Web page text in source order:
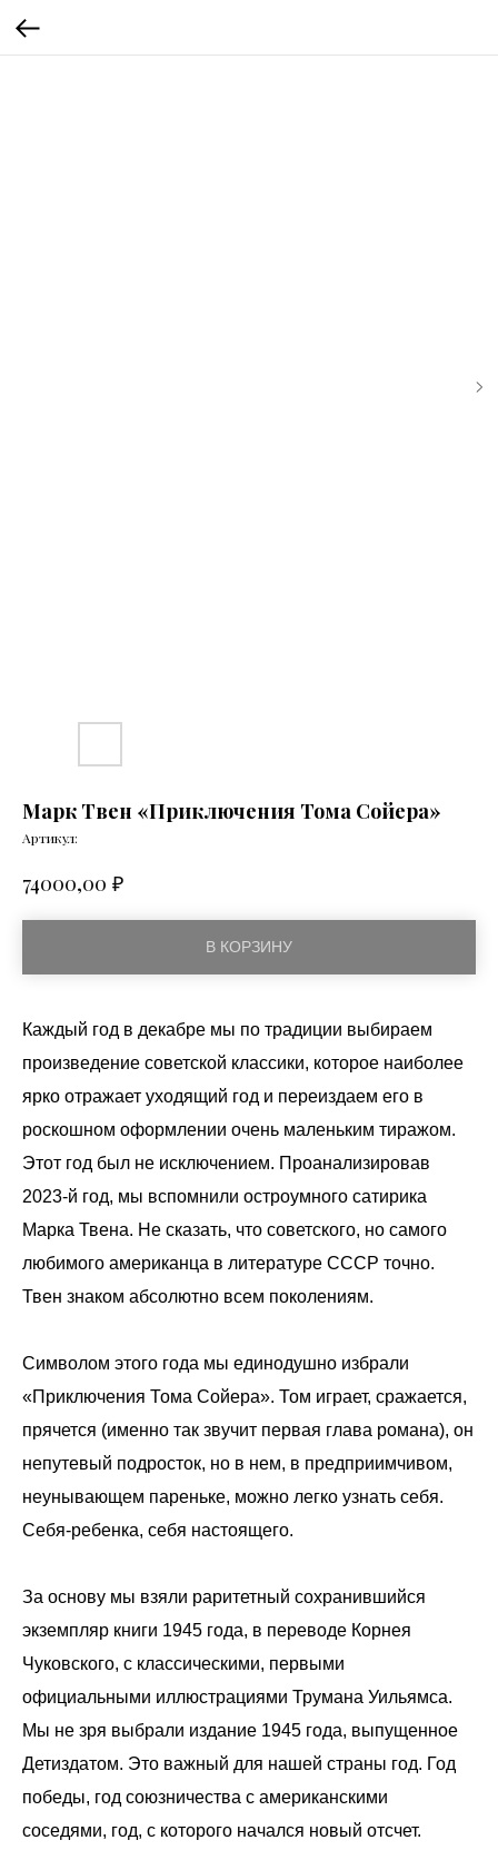
Марк Твен «Приключения Тома Сойера»
Артикул:
74000,00 ₽
В КОРЗИНУ
Каждый год в декабре мы по традиции выбираем
произведение советской классики, которое наиболее
ярко отражает уходящий год и переиздаем его в
роскошном оформлении очень маленьким тиражом.
Этот год был не исключением. Проанализировав
2023-й год, мы вспомнили остроумного сатирика
Марка Твена. Не сказать, что советского, но самого
любимого американца в литературе СССР точно.
Твен знаком абсолютно всем поколениям.
Символом этого года мы единодушно избрали
«Приключения Тома Сойера». Том играет, сражается,
прячется (именно так звучит первая глава романа), он
непутевый подросток, но в нем, в предприимчивом,
неунывающем пареньке, можно легко узнать себя.
Себя-ребенка, себя настоящего.
За основу мы взяли раритетный сохранившийся
экземпляр книги 1945 года, в переводе Корнея
Чуковского, с классическими, первыми
официальными иллюстрациями Трумана Уильямса.
Мы не зря выбрали издание 1945 года, выпущенное
Детиздатом. Это важный для нашей страны год. Год
победы, год союзничества с американскими
соседями, год, с которого начался новый отсчет.